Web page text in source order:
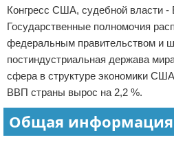
Конгресс США, судебной власти -
Государственные полномочия
федеральным правительством и
постиндустриальная держава
сфера в структуре экономики
ВВП страны вырос на 2,2 %.
Общая информация